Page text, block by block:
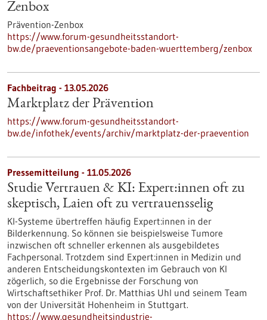
Zenbox
Prävention-Zenbox
https://www.forum-gesundheitsstandort-
bw.de/praeventionsangebote-baden-wuerttemberg/zenbox
Fachbeitrag - 13.05.2026
Marktplatz der Prävention
https://www.forum-gesundheitsstandort-
bw.de/infothek/events/archiv/marktplatz-der-praevention
Pressemitteilung - 11.05.2026
Studie Vertrauen & KI: Expert:innen oft zu
skeptisch, Laien oft zu vertrauensselig
KI-Systeme übertreffen häufig Expert:innen in der
Bilderkennung. So können sie beispielsweise Tumore
inzwischen oft schneller erkennen als ausgebildetes
Fachpersonal. Trotzdem sind Expert:innen in Medizin und
anderen Entscheidungskontexten im Gebrauch von KI
zögerlich, so die Ergebnisse der Forschung von
Wirtschaftsethiker Prof. Dr. Matthias Uhl und seinem Team
von der Universität Hohenheim in Stuttgart.
https://www.gesundheitsindustrie-